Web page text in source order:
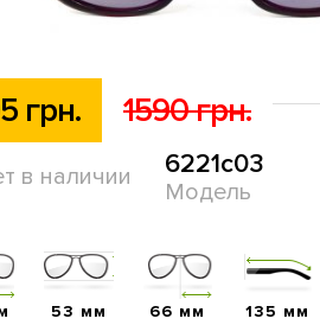
грн. 1590 грн.
в наличии 6221c03
Модель
53 мм 66 мм 135 мм